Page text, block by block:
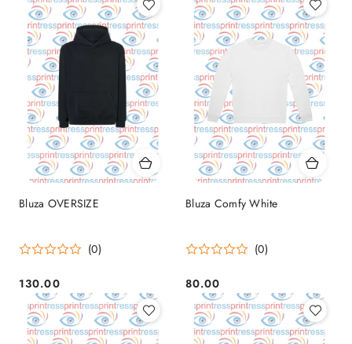
Bluza OVERSIZE
(0)
Cena:
130.00
Bluza Comfy White
(0)
Cena:
80.00